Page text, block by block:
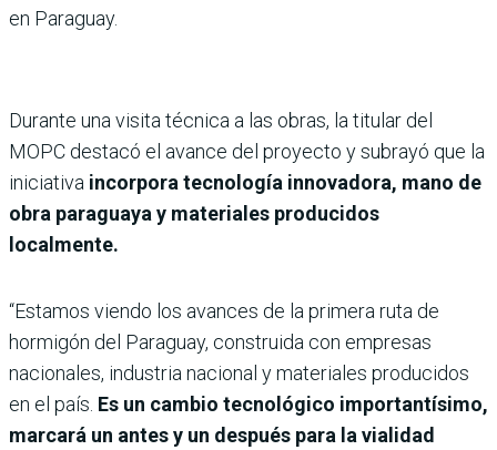
en Paraguay.
Durante una visita técnica a las obras, la titular del
MOPC destacó el avance del proyecto y subrayó que la
iniciativa incorpora tecnología innovadora, mano de
obra paraguaya y materiales producidos
localmente.
“Estamos viendo los avances de la primera ruta de
hormigón del Paraguay, construida con empresas
nacionales, industria nacional y materiales producidos
en el país. Es un cambio tecnológico importantísimo,
marcará un antes y un después para la vialidad